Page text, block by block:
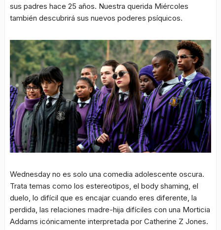
sus padres hace 25 años. Nuestra querida Miércoles
también descubrirá sus nuevos poderes psíquicos.
Wednesday no es solo una comedia adolescente oscura.
Trata temas como los estereotipos, el body shaming, el
duelo, lo difícil que es encajar cuando eres diferente, la
perdida, las relaciones madre-hija difíciles con una Morticia
Addams icónicamente interpretada por Catherine Z Jones.